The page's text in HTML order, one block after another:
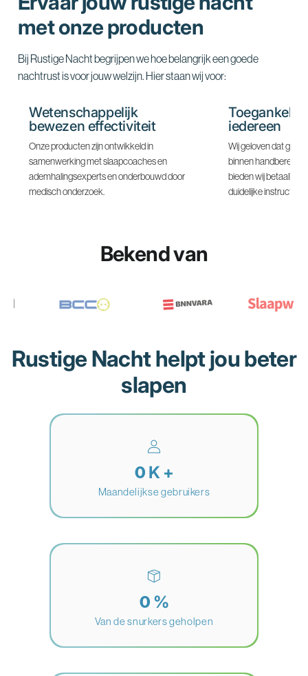
met onze producten
Bij Rustige Nacht begrijpen we hoe belangrijk een goede
nachtrust is voor jouw welzijn. Hier staan wij voor:
Wetenschappelijk
bewezen effectiviteit
Onze producten zijn ontwikkeld in
samenwerking met slaapcoaches en
ademhalingsexperts en onderbouwd door
medisch onderzoek.
iedereen
Wij geloven dat
binnen handbereik
bieden wij
duidelijke instructies.
Bekend van
Rustige Nacht helpt jou beter
slapen
0 K +
Maandelijkse gebruikers
0 %
Van de snurkers geholpen